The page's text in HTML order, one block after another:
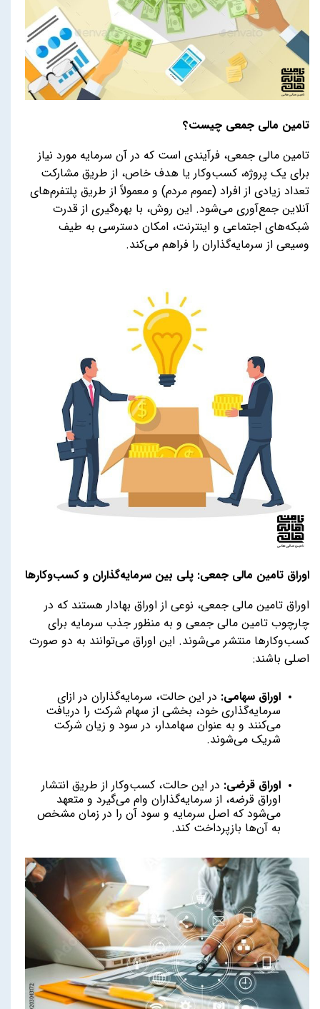
تامین مالی جمعی چیست؟
تامین مالی جمعی، فرآیندی است که در آن سرمایه مورد نیاز
برای یک پروژه، کسب‌وکار یا هدف خاص، از طریق مشارکت
تعداد زیادی از افراد (عموم مردم) و معمولاً از طریق پلتفرم‌های
آنلاین جمع‌آوری می‌شود. این روش، با بهره‌گیری از قدرت
شبکه‌های اجتماعی و اینترنت، امکان دسترسی به طیف
وسیعی از سرمایه‌گذاران را فراهم می‌کند.
اوراق تامین مالی جمعی: پلی بین سرمایه‌گذاران و کسب‌وکارها
اوراق تامین مالی جمعی، نوعی از اوراق بهادار هستند که در
چارچوب تامین مالی جمعی و به منظور جذب سرمایه برای
کسب‌وکارها منتشر می‌شوند. این اوراق می‌توانند به دو صورت
اصلی باشند:
اوراق سهامی: در این حالت، سرمایه‌گذاران در ازای
سرمایه‌گذاری خود، بخشی از سهام شرکت را دریافت
می‌کنند و به عنوان سهامدار، در سود و زیان شرکت
شریک می‌شوند.
اوراق قرضی: در این حالت، کسب‌وکار از طریق انتشار
اوراق قرضه، از سرمایه‌گذاران وام می‌گیرد و متعهد
می‌شود که اصل سرمایه و سود آن را در زمان مشخص
به آن‌ها بازپرداخت کند.